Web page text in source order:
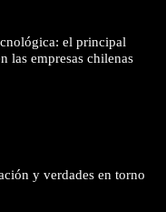
el principal
las empresas chilenas
y verdades en torno